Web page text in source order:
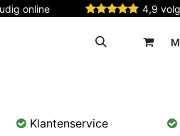
online 4,9
Klantenservice